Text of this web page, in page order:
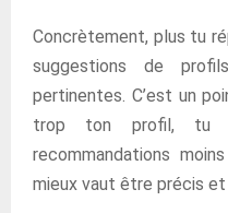
Concrètement, plus tu
suggestions de
pertinentes. C’est un
trop ton profil, tu
recommandations
mieux vaut être précis